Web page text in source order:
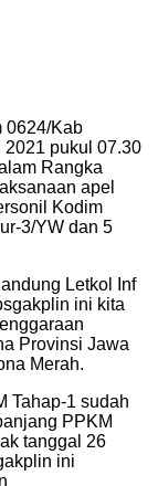
0624/Kab
2021 pukul 07.30
Rangka
apel
Kodim
3/YW dan 5
Letkol Inf
ini kita
Provinsi Jawa
Merah.
Tahap-1 sudah
PPKM
tanggal 26
ini